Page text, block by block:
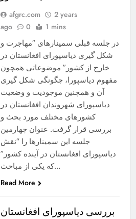
afgrc.com
2 years
ago
0 1 mins
در جلسه قبلی سمینارهای “مهاجرت و
شکل گیری دیاسپورای افغانستان در
خارج از کشور” موضوعاتی همچون
مفهوم دیاسپورا، چگونگی شکل گیری
آن و همچنین موجودیت و وضعیت
دیاسپورای شهروندان افغانستان در
کشورهای مختلف مورد بحث و
بررسی قرار گرفت. عنوان چهارمین
جلسه این سمینارها را “نقش
دیاسپورای افغانستان در آینده کشور”
که یکی از مباحث…
Read More
بررسی دیاسپورای افغانستان